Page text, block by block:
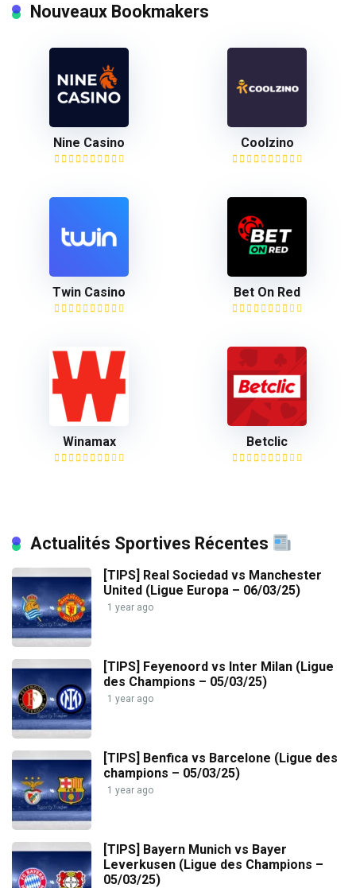
Nouveaux Bookmakers
Nine Casino Coolzino
Twin Casino Bet On Red
Winamax Betclic
Actualités Sportives Récentes
[TIPS] Real Sociedad vs Manchester
United (Ligue Europa – 06/03/25)
1 year ago
[TIPS] Feyenoord vs Inter Milan (Ligue
des Champions – 05/03/25)
1 year ago
[TIPS] Benfica vs Barcelone (Ligue des
champions – 05/03/25)
1 year ago
[TIPS] Bayern Munich vs Bayer
Leverkusen (Ligue des Champions –
05/03/25)